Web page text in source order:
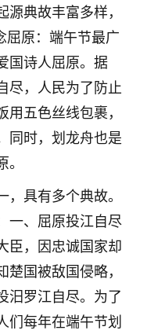
典故丰富多样，
屈原：端午节最广
国诗人屈原。据
尽，人民为了防止
五色丝线包裹，
同时，划龙舟也是
具有多个典故。
一、屈原投江自尽
臣，因忠诚国家却
国被敌国侵略，
汨罗江自尽。为了
们每年在端午节划
不期望她能考多好的
了，身体心理都健健
16
心理，没想到老师看
照老师建议，做了化
的人事调整，拖到年
一上班，开会提拔升
，主要是底薪加了
感恩感谢！🙏🏻
请客吗？�